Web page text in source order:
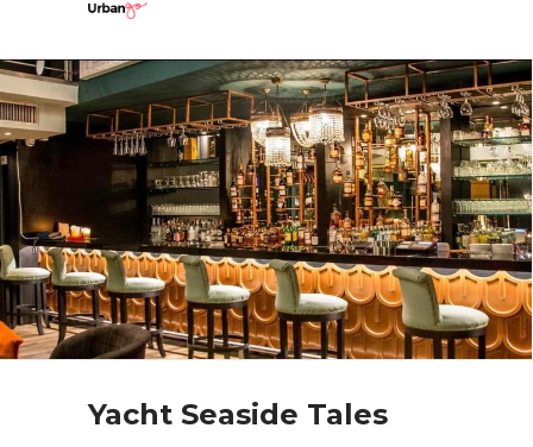
Yacht Seaside Tales